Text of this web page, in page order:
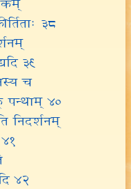
३८
३९
च
पन्थाम् ४०
निदर्शनम्
४२